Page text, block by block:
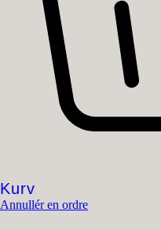
Kurv
Annullér en ordre